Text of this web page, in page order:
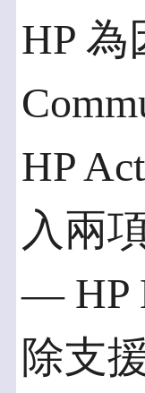
HP 為
HP
入兩
— HP
除支